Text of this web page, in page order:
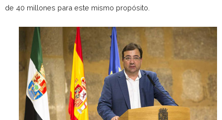
de 40 millones para este mismo propósito.